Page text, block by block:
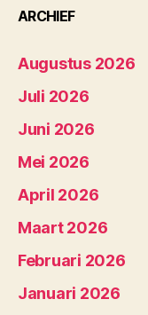
ARCHIEF
Augustus 2026
Juli 2026
Juni 2026
Mei 2026
April 2026
Maart 2026
Februari 2026
Januari 2026